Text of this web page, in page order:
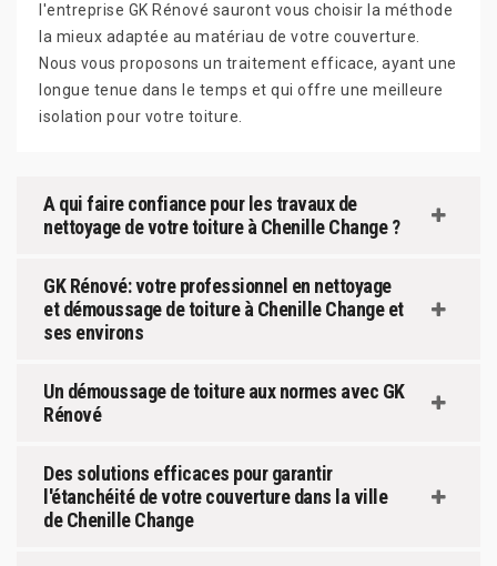
l'entreprise GK Rénové sauront vous choisir la méthode
la mieux adaptée au matériau de votre couverture.
Nous vous proposons un traitement efficace, ayant une
longue tenue dans le temps et qui offre une meilleure
isolation pour votre toiture.
A qui faire confiance pour les travaux de
nettoyage de votre toiture à Chenille Change ?
GK Rénové: votre professionnel en nettoyage
et démoussage de toiture à Chenille Change et
ses environs
Un démoussage de toiture aux normes avec GK
Rénové
Des solutions efficaces pour garantir
l'étanchéité de votre couverture dans la ville
de Chenille Change